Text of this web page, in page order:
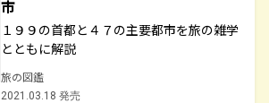
市
１９９の首都と４７の主要都市を旅の雑学
とともに解説
旅の図鑑
2021.03.18 発売